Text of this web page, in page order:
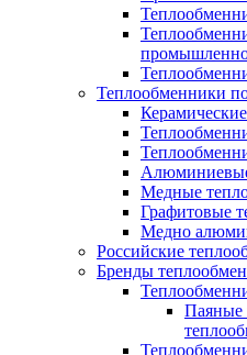
Теплообменники
Медные
Графитовые
Медно
Российские
Бренды
Паяные